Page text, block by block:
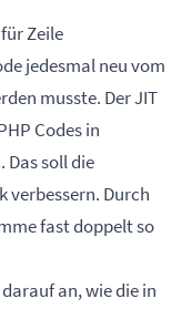
Zeile
jedesmal neu vom
musste. Der JIT
Codes in
soll die
verbessern. Durch
fast doppelt so
an, wie die in